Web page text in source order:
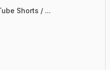
Shorts / ...